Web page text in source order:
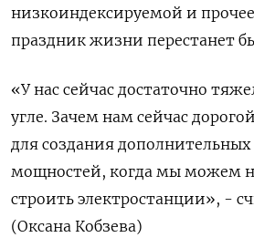
низкоиндексируемой и
праздник жизни перестанет
«У нас сейчас достаточно
угле. Зачем нам сейчас
для создания
мощностей, когда мы можем
строить электростанции», -
(Оксана Кобзева)